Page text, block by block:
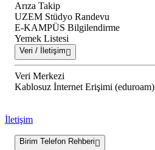
Arıza Takip
UZEM Stüdyo Randevu
E-KAMPÜS Bilgilendirme
Yemek Listesi
Veri / İletişim
Veri Merkezi
Kablosuz İnternet Erişimi (eduroam)
İletişim
Birim Telefon Rehberi